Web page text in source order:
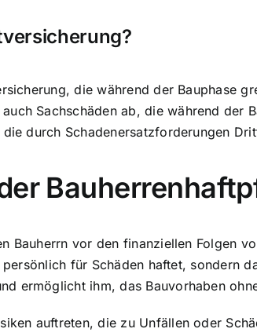
die während der Bauphase
Sachschäden ab, die während der
durch Schadenersatzforderungen
Bauherrn vor den finanziellen Folgen
für Schäden haftet, sondern
ermöglicht ihm, das Bauvorhaben
auftreten, die zu Unfällen oder